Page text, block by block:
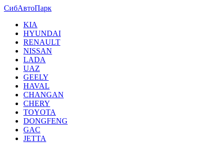
СибАвтоПарк
KIA
HYUNDAI
RENAULT
NISSAN
LADA
UAZ
GEELY
HAVAL
CHANGAN
CHERY
TOYOTA
DONGFENG
GAC
JETTA